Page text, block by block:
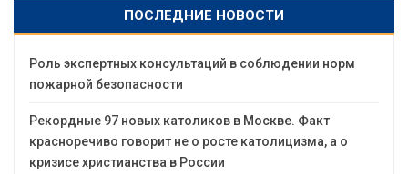
ПОСЛЕДНИЕ НОВОСТИ
Роль экспертных консультаций в соблюдении норм
пожарной безопасности
Рекордные 97 новых католиков в Москве. Факт
красноречиво говорит не о росте католицизма, а о
кризисе христианства в России